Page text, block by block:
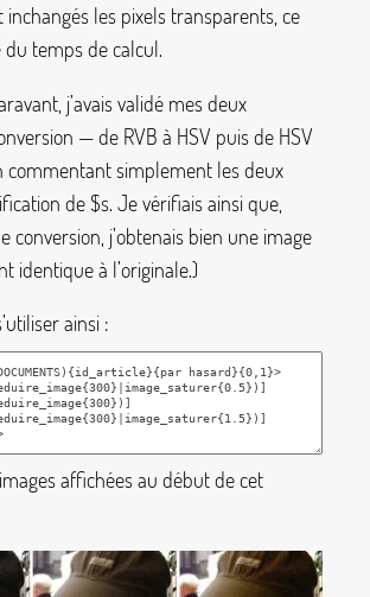
les pixels transparents, ce
temps de calcul.
j’avais validé mes deux
— de RVB à HSV puis de HSV
commentant simplement les deux
de $s. Je vérifiais ainsi que,
conversion, j’obtenais bien une image
identique à l’originale.)
ainsi :
affichées au début de cet